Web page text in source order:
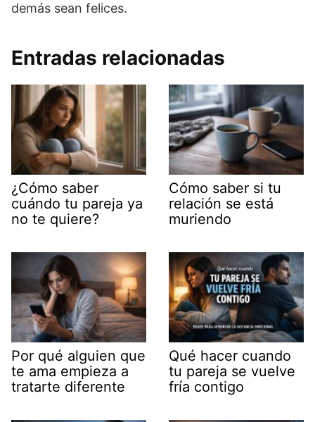
demás sean felices.
Entradas relacionadas
¿Cómo saber
cuándo tu pareja ya
no te quiere?
Cómo saber si tu
relación se está
muriendo
Por qué alguien que
te ama empieza a
tratarte diferente
Qué hacer cuando
tu pareja se vuelve
fría contigo